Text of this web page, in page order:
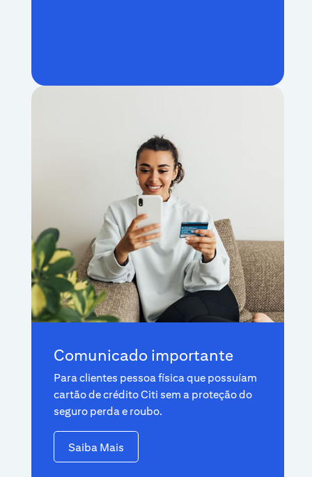
Comunicado importante
Para clientes pessoa física que possuíam
cartão de crédito Citi sem a proteção do
seguro perda e roubo.
Saiba Mais